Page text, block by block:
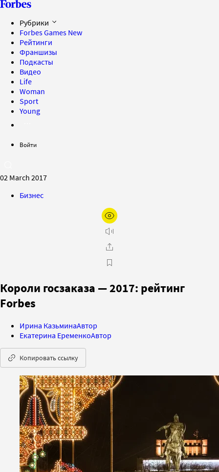
Рубрики
Forbes Games New
Рейтинги
Франшизы
Подкасты
Видео
Life
Woman
Sport
Young
Войти
02 March 2017
Бизнес
Короли госзаказа — 2017: рейтинг
Forbes
Ирина КазьминаАвтор
Екатерина ЕременкоАвтор
Копировать ссылку